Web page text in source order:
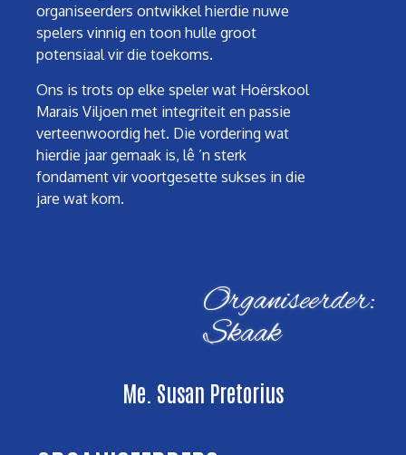
organiseerders ontwikkel hierdie nuwe
spelers vinnig en toon hulle groot
potensiaal vir die toekoms.
Ons is trots op elke speler wat Hoërskool
Marais Viljoen met integriteit en passie
verteenwoordig het. Die vordering wat
hierdie jaar gemaak is, lê ’n sterk
fondament vir voortgesette sukses in die
jare wat kom.
Organiseerder:
Skaak
Me. Susan Pretorius